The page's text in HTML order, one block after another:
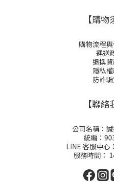
【購物
購物流程
運送
退換
隱私
防詐
【聯絡
公司名稱：
統編：
LINE 客服中心：
服務時間：